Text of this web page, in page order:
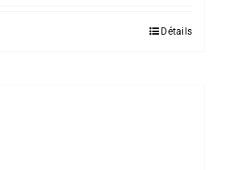
Détails